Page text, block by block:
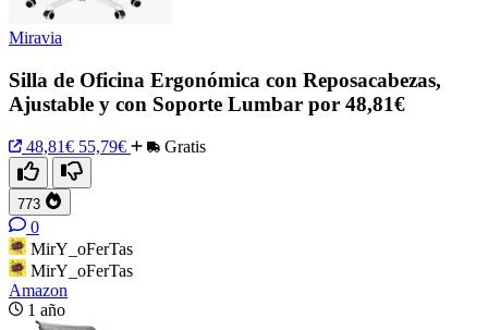
Miravia
Silla de Oficina Ergonómica con Reposacabezas,
Ajustable y con Soporte Lumbar por 48,81€
48,81€ 55,79€ Gratis
773
0
MirY_oFerTas
MirY_oFerTas
Amazon
1 año